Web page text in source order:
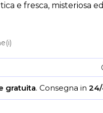
e fresca, misteriosa
gratuita. Consegna in